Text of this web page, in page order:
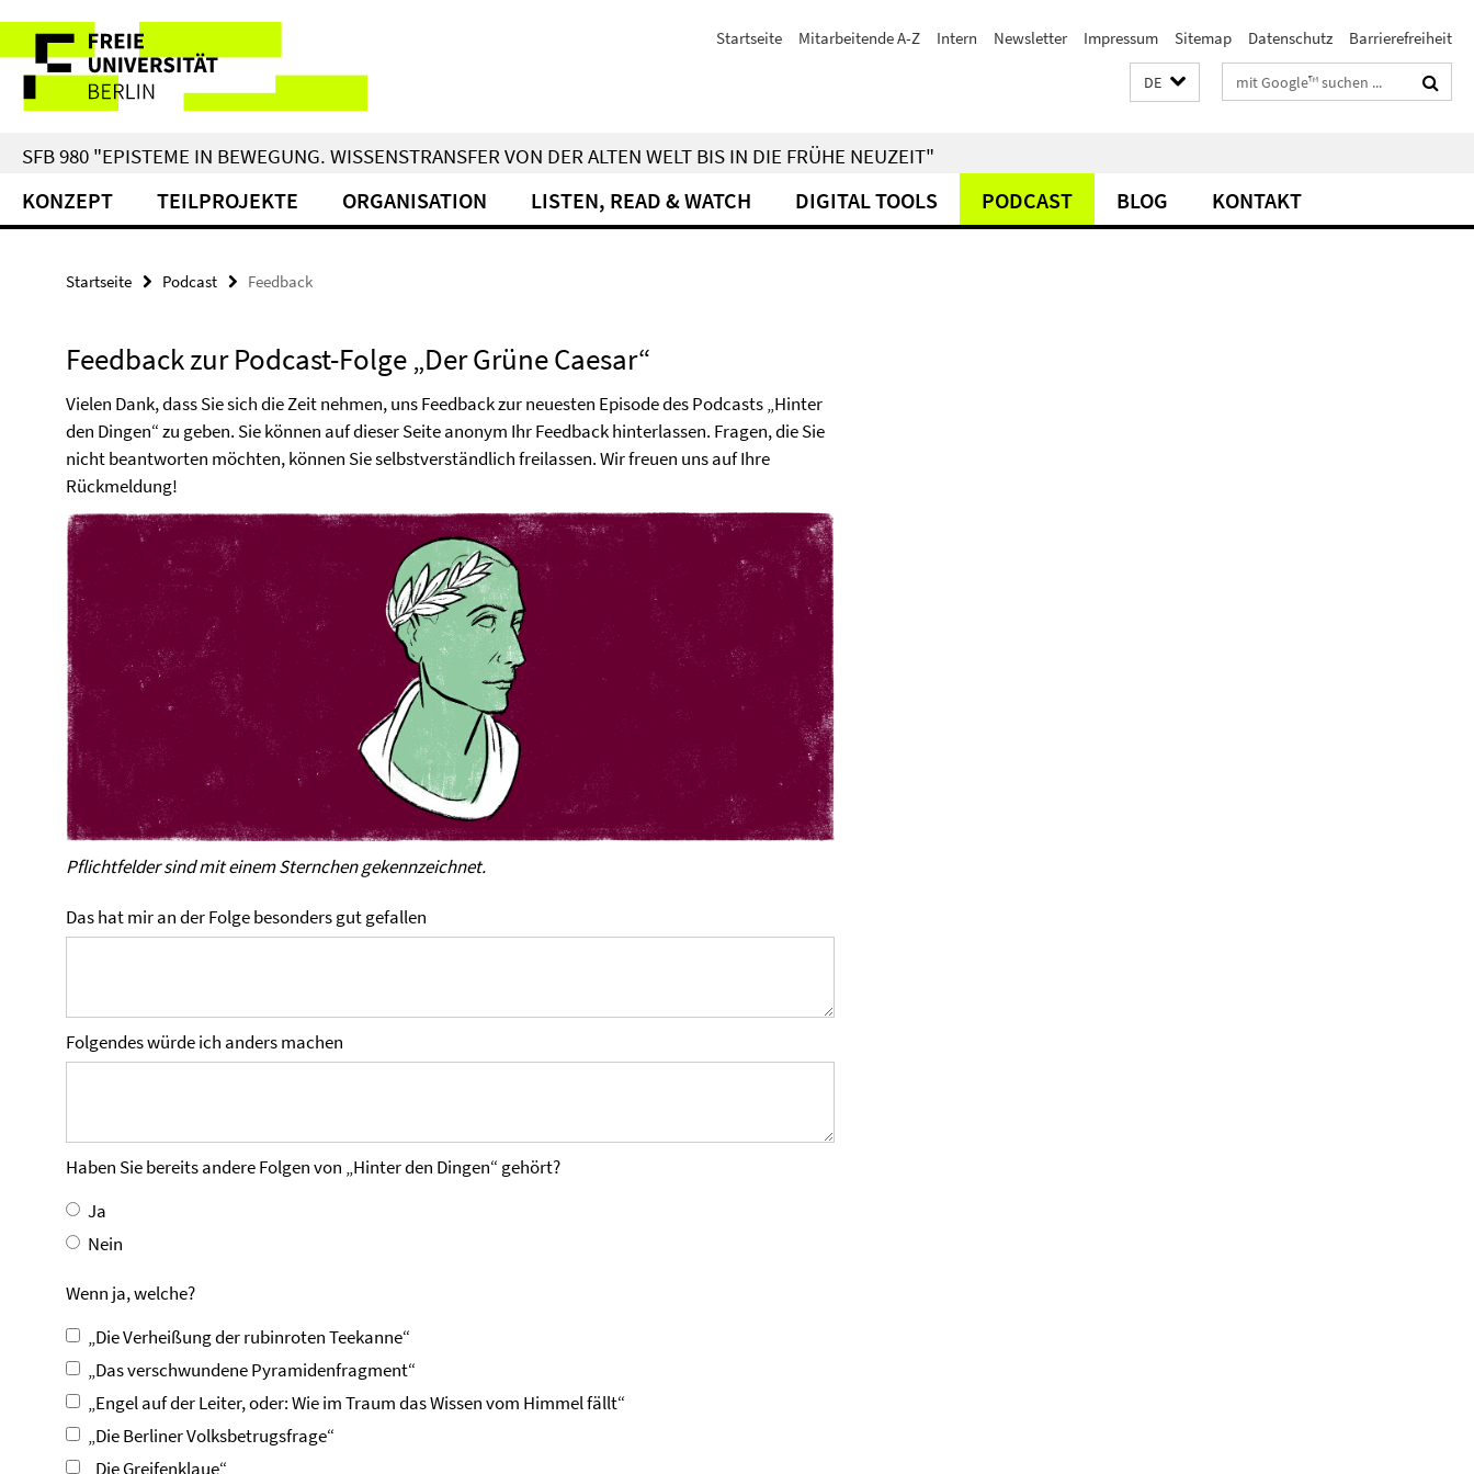
direkt
Inhalt
Service-
Navigation
Startseite Mitarbeitende A-Z Intern Newsletter Impressum Sitemap Datenschutz Barrierefreiheit
DE Suchbegriffe
SFB 980 "EPISTEME IN BEWEGUNG. WISSENSTRANSFER VON DER ALTEN WELT BIS IN DIE FRÜHE NEUZEIT"
KONZEPT TEILPROJEKTE ORGANISATION LISTEN, READ & WATCH DIGITAL TOOLS PODCAST BLOG KONTAKT
Startseite Podcast Feedback
Feedback zur Podcast-Folge „Der Grüne Caesar“
Vielen Dank, dass Sie sich die Zeit nehmen, uns Feedback zur neuesten Episode des Podcasts „Hinter
den Dingen“ zu geben. Sie können auf dieser Seite anonym Ihr Feedback hinterlassen. Fragen, die Sie
nicht beantworten möchten, können Sie selbstverständlich freilassen. Wir freuen uns auf Ihre
Rückmeldung!
Pflichtfelder sind mit einem Sternchen gekennzeichnet.
Das hat mir an der Folge besonders gut gefallen
Folgendes würde ich anders machen
Haben Sie bereits andere Folgen von „Hinter den Dingen“ gehört?
Ja
Nein
Wenn ja, welche?
„Die Verheißung der rubinroten Teekanne“
„Das verschwundene Pyramidenfragment“
„Engel auf der Leiter, oder: Wie im Traum das Wissen vom Himmel fällt“
„Die Berliner Volksbetrugsfrage“
„Die Greifenklaue“